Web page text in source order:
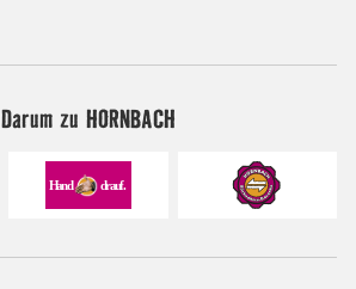
Darum zu HORNBACH